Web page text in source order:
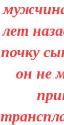
лет
почку
он не